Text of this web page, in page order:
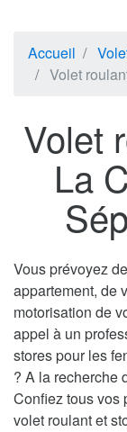
Accueil
Volet
Volet
La
Vous prévoyez
appartement, de
motorisation de
appel à un
stores pour les
? A la recherche
Confiez tous vos
volet roulant et